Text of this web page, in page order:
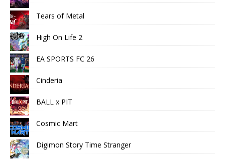
Tears of Metal
High On Life 2
EA SPORTS FC 26
Cinderia
BALL x PIT
Cosmic Mart
Digimon Story Time Stranger